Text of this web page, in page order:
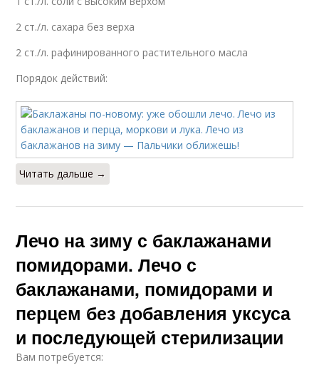
2 ст./л. сахара без верха
2 ст./л. рафинированного растительного масла
Порядок действий:
Читать дальше →
Лечо на зиму с баклажанами
помидорами. Лечо с
баклажанами, помидорами и
перцем без добавления уксуса
и последующей стерилизации
Вам потребуется: